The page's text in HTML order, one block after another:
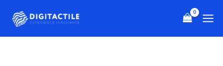
prix
de